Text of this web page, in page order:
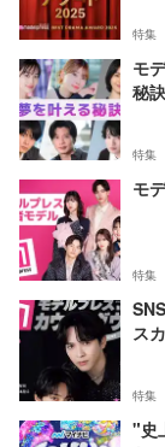
特集
モ
秘訣
特集
モ
特集
ス
特集
"史